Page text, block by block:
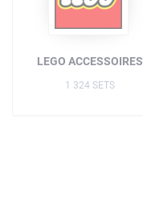
LEGO ACCESSOIRES
1 324 SETS